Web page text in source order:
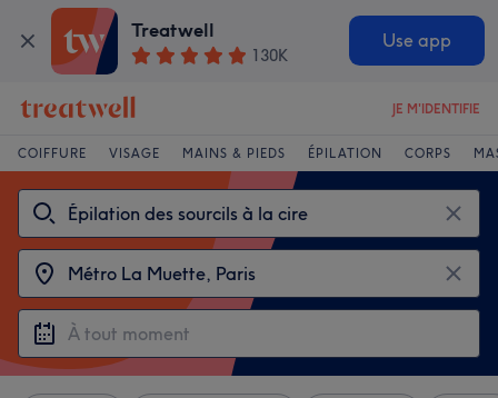
Treatwell
130K
Use app
JE M'IDENTIFIE
COIFFURE VISAGE MAINS & PIEDS ÉPILATION CORPS